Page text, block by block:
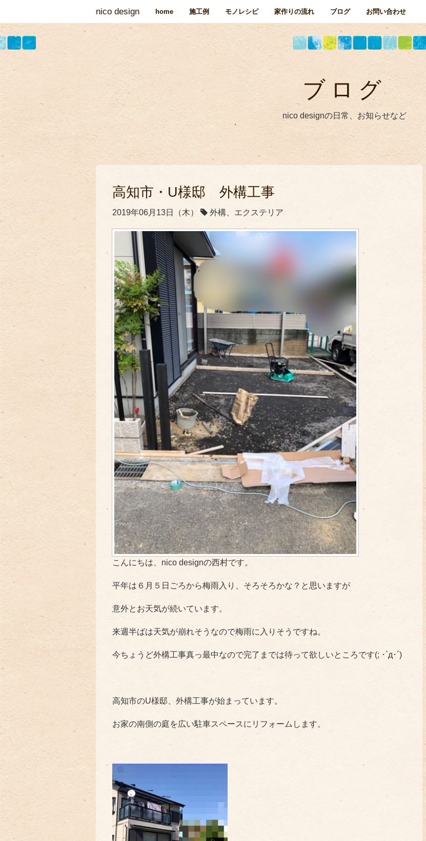
nico design home 施工例 モノレシピ 家作りの流れ ブログ お問い合わせ
ブログ
nico designの日常、お知らせなど
高知市・U様邸 外構工事
2019年06月13日（木） 外構、エクステリア
こんにちは、nico designの西村です。
平年は６月５日ごろから梅雨入り、そろそろかな？と思いますが
意外とお天気が続いています。
来週半ばは天気が崩れそうなので梅雨に入りそうですね。
今ちょうど外構工事真っ最中なので完了までは待って欲しいところです(; ･`д･´)
高知市のU様邸、外構工事が始まっています。
お家の南側の庭を広い駐車スペースにリフォームします。